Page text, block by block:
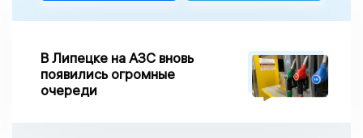
В Липецке на АЗС вновь
появились огромные
очереди